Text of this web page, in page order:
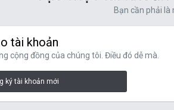
Bạn cần phải
tài khoản
cộng đồng của chúng tôi. Điều đó dễ mà.
ký tài khoản mới